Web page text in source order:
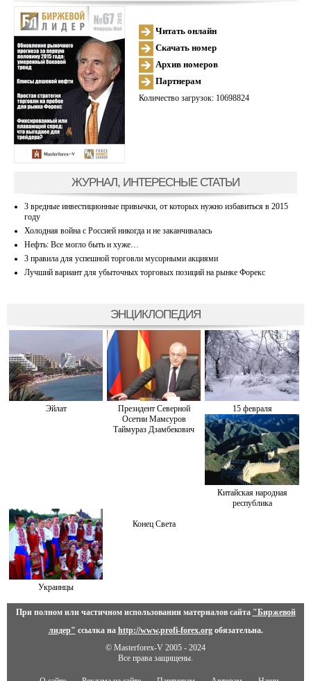
Читать онлайн
Скачать номер
Архив номеров
Партнерам
Количество загрузок: 10698824
ЖУРНАЛ, ИНТЕРЕСНЫЕ СТАТЬИ
3 вредные инвестиционные привычки, от которых нужно избавиться в 2015
году
Холодная война с Россией никогда и не заканчивалась
Нефть: Все могло быть и хуже…
3 правила для успешной торговли мусорными акциями
Лучший вариант для убыточных торговых позиций на рынке Форекс
ЭНЦИКЛОПЕДИЯ
Эйлат
Президент Северной
Осетии Мамсуров
Таймураз Дзамбекович
15 февраля
Китайская народная
республика
Украинцы
Конец Света
При полном или частичном использовании материалов сайта "Биржевой
лидер" ссылка на http://www.profi-forex.orgобязательна.
© Masterforex-V 2005 - 2024
Все права защищены.